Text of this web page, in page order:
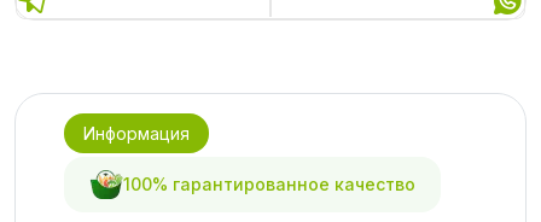
Информация
100% гарантированное качество